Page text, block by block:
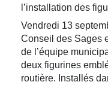
l’installation des
Vendredi 13
Conseil des Sages
de l’équipe
deux figurines
routière. Installés